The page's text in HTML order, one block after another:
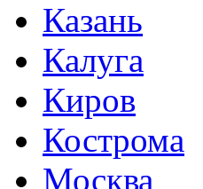
Казань
Калуга
Киров
Кострома
Москва